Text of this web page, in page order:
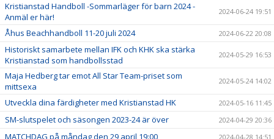
Kristianstad Handboll -Sommarläger för barn 2024 -
Anmäl er här!
2024-06-24 19:51
Åhus Beachhandboll 11-20 juli 2024 2024-06-22 20:08
Historiskt samarbete mellan IFK och KHK ska stärka
Kristianstad som handbollsstad
2024-05-29 16:53
Maja Hedberg tar emot All Star Team-priset som
mittsexa
2024-05-24 14:02
Utveckla dina färdigheter med Kristianstad HK 2024-05-16 11:45
SM-slutspelet och säsongen 2023-24 är över 2024-04-29 20:36
MATCHDAG på måndag den 29 april 19:00 2024-04-28 14:51